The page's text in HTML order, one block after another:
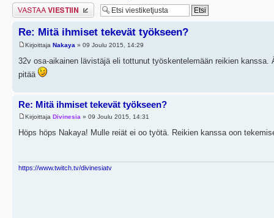
Lähetä vastaus
Re: Mitä ihmiset tekevät työkseen?
Kirjoittaja Nakaya » 09 Joulu 2015, 14:29
32v osa-aikainen lävistäjä eli tottunut työskentelemään reikien
pitää
Re: Mitä ihmiset tekevät työkseen?
Kirjoittaja Divinesia » 09 Joulu 2015, 14:31
Höps höps Nakaya! Mulle reiät ei oo työtä. Reikien kanssa oon
https://www.twitch.tv/divinesiatv